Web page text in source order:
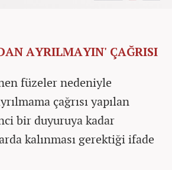
AYRILMAYIN' ÇAĞRISI
füzeler nedeniyle
çağrısı yapılan
bir duyuruya kadar
kalınması gerektiği ifade